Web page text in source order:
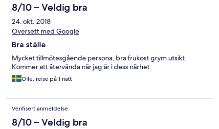
8/10 – Veldig bra
24. okt. 2018
Oversett med Google
Bra ställe
Mycket tillmötesgående persona, bra frukost grym utsikt.
Kommer att återvända när jag är i dess närhet
Olle, reise på 1 natt
Verifisert anmeldelse
8/10 – Veldig bra